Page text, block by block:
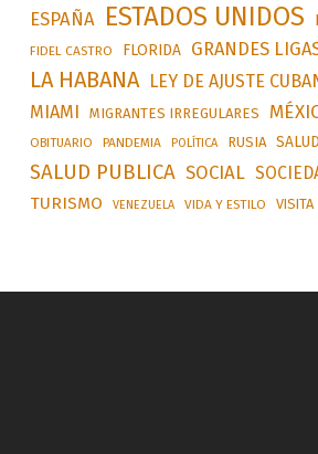
ESPAÑA ESTADOS UNIDOS
FIDEL CASTRO FLORIDA GRANDES
LA HABANA LEY DE AJUSTE
MIAMI MIGRANTES IRREGULARES
OBITUARIO PANDEMIA POLÍTICA RUSIA SALUD
SALUD PUBLICA SOCIAL
TURISMO VENEZUELA VIDA Y ESTILO VISITA